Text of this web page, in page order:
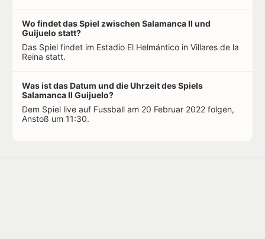
Wo findet das Spiel zwischen Salamanca II und
Guijuelo statt?
Das Spiel findet im Estadio El Helmántico in Villares de la
Reina statt.
Was ist das Datum und die Uhrzeit des Spiels
Salamanca II Guijuelo?
Dem Spiel live auf Fussball am 20 Februar 2022 folgen,
Anstoß um 11:30.